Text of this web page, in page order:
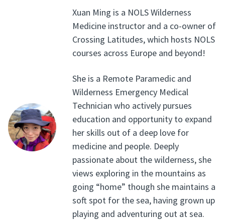
Xuan Ming is a NOLS Wilderness
Medicine instructor and a co-owner of
Crossing Latitudes, which hosts NOLS
courses across Europe and beyond!
She is a Remote Paramedic and
Wilderness Emergency Medical
Technician who actively pursues
education and opportunity to expand
her skills out of a deep love for
medicine and people. Deeply
passionate about the wilderness, she
views exploring in the mountains as
going “home” though she maintains a
soft spot for the sea, having grown up
playing and adventuring out at sea.